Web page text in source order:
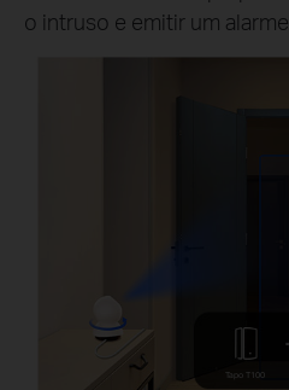
o intruso e emitir um alarme.
Tapo T100